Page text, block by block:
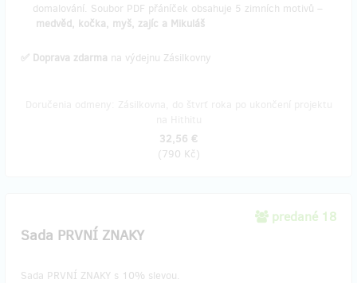
domalování. Soubor PDF přáníček obsahuje 5 zimních motivů –
medvěd, kočka, myš, zajíc a Mikuláš
✅ Doprava zdarma na výdejnu Zásilkovny
32,56 €
(790 Kč)
predané 18
Sada PRVNÍ ZNAKY
Sada PRVNÍ ZNAKY s 10% slevou.